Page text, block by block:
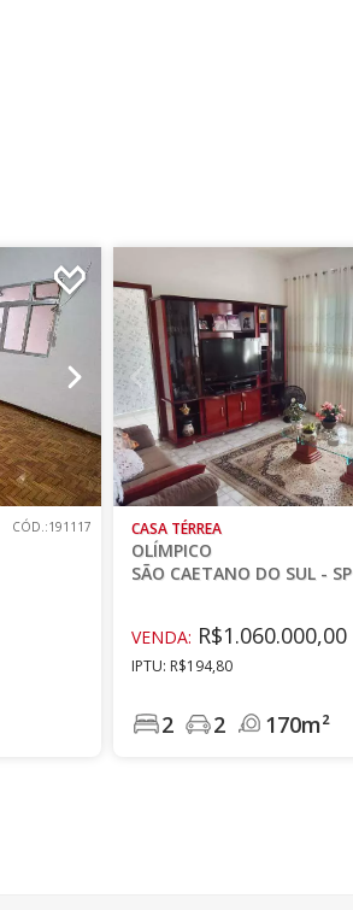
CÓD.:191117 CASA TÉRREA
OLÍMPICO
SÃO CAETANO DO SUL - SP
VENDA: R$1.060.000,00
IPTU: R$194,80
2 2 170m²